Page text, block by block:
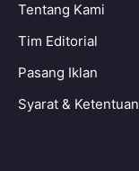
Tentang Kami
Tim Editorial
Pasang Iklan
Syarat & Ketentuan